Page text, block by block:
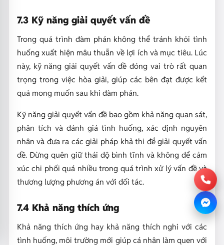
7.3 Kỹ năng giải quyết vấn đề
Trong quá trình đàm phán không thể tránh khỏi tình
huống xuất hiện mâu thuẫn về lợi ích và mục tiêu. Lúc
này, kỹ năng giải quyết vấn đề đóng vai trò rất quan
trọng trong việc hòa giải, giúp các bên đạt được kết
quả mong muốn sau khi đàm phán.
Kỹ năng giải quyết vấn đề bao gồm khả năng quan sát,
phân tích và đánh giá tình huống, xác định nguyên
nhân và đưa ra các giải pháp khả thi để giải quyết vấn
đề. Đừng quên giữ thái độ bình tĩnh và không để cảm
xúc chi phối quá nhiều trong quá trình xử lý vấn đề và
thương lượng phương án với đối tác.
7.4 Khả năng thích ứng
Khả năng thích ứng hay khả năng thích nghi với các
tình huống, môi trường mới giúp cá nhân làm quen với